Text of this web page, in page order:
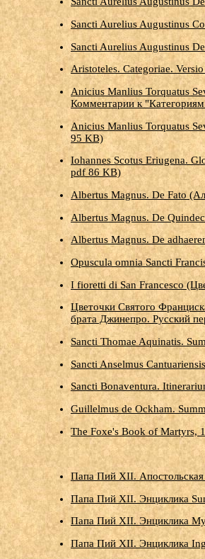
Sancti Aurelius Augustinus
Sancti Aurelius Augustinus
Aristoteles. Categoriae.
Anicius Manlius Torquatus
Комментарии к
Anicius Manlius Torquatus
95 KB)
Iohannes Scotus Eriugena.
pdf 86 KB)
Albertus Magnus. De Fato
Albertus Magnus. De
Albertus Magnus. De
Opuscula omnia Sancti
I fioretti di San Francesco
Цветочки Святого
брата Джинепро. Русский
Sancti Thomae Aquinatis.
Sancti Anselmus
Sancti Bonaventura.
Guillelmus de Ockham.
The Foxe's Book of Martyrs,
Папа Пий XII.
Папа Пий XII. Энциклика
Папа Пий XII. Энциклика
Папа Пий XII. Энциклика